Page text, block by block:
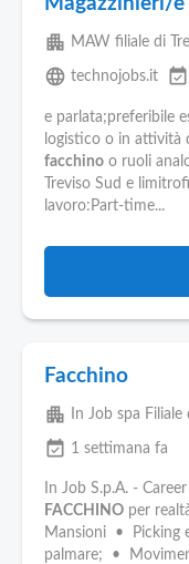
apartment MAW filiale di
language technojobs.it event_available
e parlata;preferibile
logistico o in attività
facchino o ruoli
Treviso Sud e
lavoro:Part-time...
Facchino
apartment In Job spa Filiale
event_available 1 settimana fa
In Job S.p.A. -
FACCHINO per
Mansioni • Picking
palmare; •